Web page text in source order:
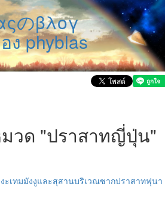
のβλογ
ง phyblas
วด "ปราสาทญี่ปุ่น"
ะเทมมังงูและสุสานบริเวณซากปราสาทฟุนา